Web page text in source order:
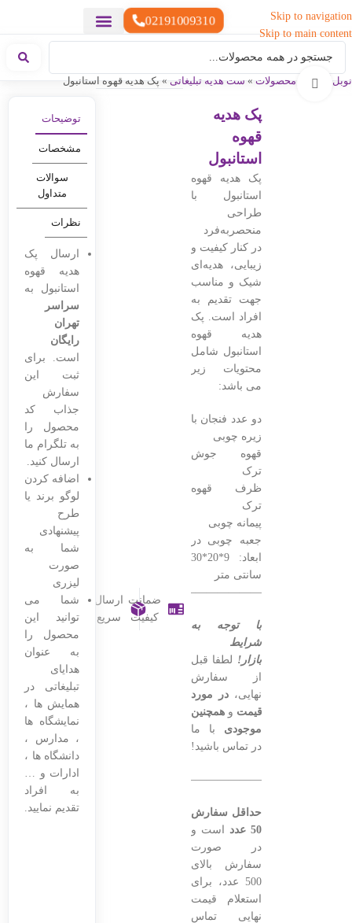
Skip to navigation
Skip to main content
02191009310
نوبل گیفت »محصولات » ست هدیه تبلیغاتی » پک هدیه قهوه استانبول بزرگنمایی تصویر
پک هدیه
قهوه
استانبول
پک هدیه قهوه
استانبول با
طراحی
منحصربه‌فرد
در کنار کیفیت و
زیبایی، هدیه‌ای
شیک و مناسب
جهت تقدیم به
افراد است. پک
هدیه قهوه
استانبول شامل
محتویات زیر
می باشد:
دو عدد فنجان با
زیره چوبی
قهوه جوش
ترک
ظرف قهوه
ترک
پیمانه چوبی
جعبه چوبی در
ابعاد: 9*20*30
سانتی متر
———————————————–
با توجه به
شرایط
بازار! لطفا قبل
از سفارش
نهایی،در مورد
قیمت وهمچنین
موجودی با ما
در تماس باشید!
———————————————–
حداقل سفارش
50 عدد
است و
در صورت
سفارش بالای
500 عدد، برای
استعلام قیمت
نهایی تماس
ضمانت
کیفیت
ارسال
سریع
توضیحات
مشخصات
سوالات
متداول
نظرات
ارسال پک
هدیه قهوه
استانبول به
سراسر
تهران
رایگان
است. برای
ثبت این
سفارش
جذاب کد
محصول را
به تلگرام ما
ارسال کنید.
اضافه کردن
لوگو برند یا
طرح
پیشنهادی
شما به
صورت
لیزری
شما می
توانید این
محصول را
به عنوان
هدایای
تبلیغاتی در
همایش ها ،
نمایشگاه ها
، مدارس ،
دانشگاه ها ،
ادارات و …
به افراد
تقدیم نمایید.